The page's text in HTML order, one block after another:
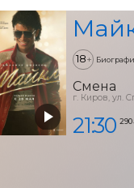
18+
Смена
г. Киров, ул.
21:30 290